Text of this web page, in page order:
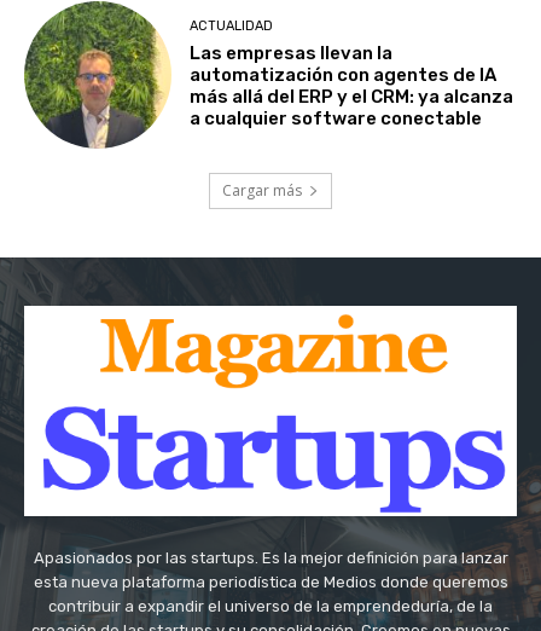
ACTUALIDAD
Las empresas llevan la
automatización con agentes de IA
más allá del ERP y el CRM: ya alcanza
a cualquier software conectable
Cargar más
Apasionados por las startups. Es la mejor definición para lanzar
esta nueva plataforma periodística de Medios donde queremos
contribuir a expandir el universo de la emprendeduría, de la